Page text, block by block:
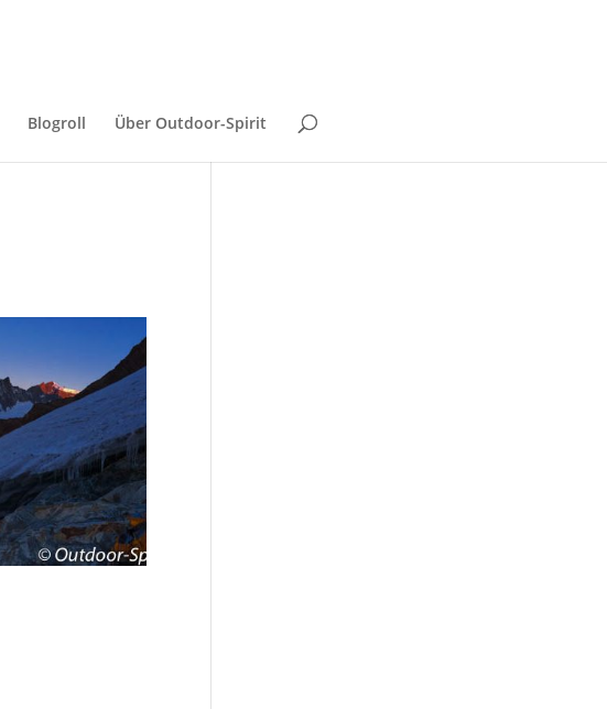
Blogroll Über Outdoor-Spirit